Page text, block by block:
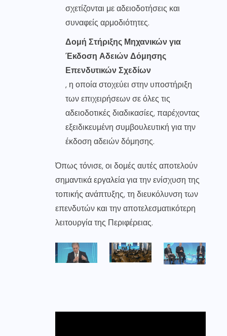
σχετίζονται με αδειοδοτήσεις και
συναφείς αρμοδιότητες.
Δομή Στήριξης Μηχανικών για
Έκδοση Αδειών Δόμησης
Επενδυτικών Σχεδίων
, η οποία στοχεύει στην υποστήριξη
των επιχειρήσεων σε όλες τις
αδειοδοτικές διαδικασίες, παρέχοντας
εξειδικευμένη συμβουλευτική για την
έκδοση αδειών δόμησης.
Όπως τόνισε, οι δομές αυτές αποτελούν
σημαντικά εργαλεία για την ενίσχυση της
τοπικής ανάπτυξης, τη διευκόλυνση των
επενδυτών και την αποτελεσματικότερη
λειτουργία της Περιφέρειας.